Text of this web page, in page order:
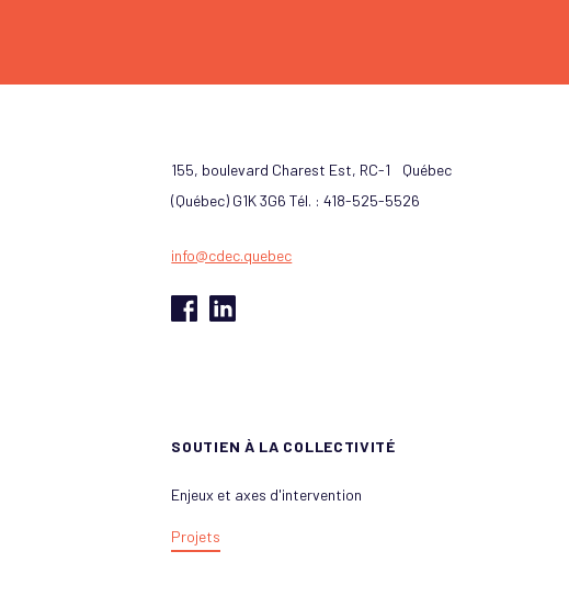
155, boulevard Charest Est, RC-1 Québec
(Québec) G1K 3G6 Tél. : 418-525-5526
info@cdec.quebec
SOUTIEN À LA COLLECTIVITÉ
Enjeux et axes d'intervention
Projets